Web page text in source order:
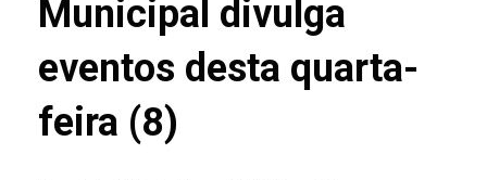
Municipal divulga
eventos desta quarta-
feira (8)